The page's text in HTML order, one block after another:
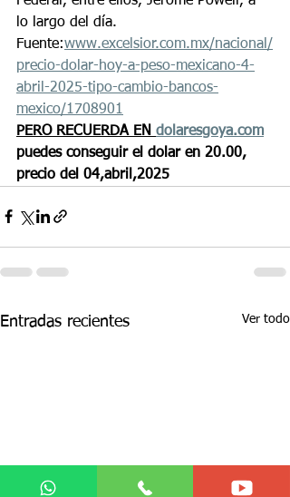
lo largo del día.
Fuente:www.excelsior.com.mx/nacional/
precio-dolar-hoy-a-peso-mexicano-4-
abril-2025-tipo-cambio-bancos-
mexico/1708901
PERO RECUERDA EN dolaresgoya.com
puedes conseguir el dolar en 20.00,
precio del 04,abril,2025
Entradas recientes Ver todo